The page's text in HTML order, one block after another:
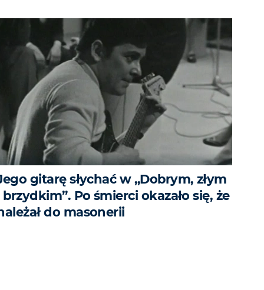
gitarę słychać w „Dobrym, złym
brzydkim”. Po śmierci okazało się, że
do masonerii